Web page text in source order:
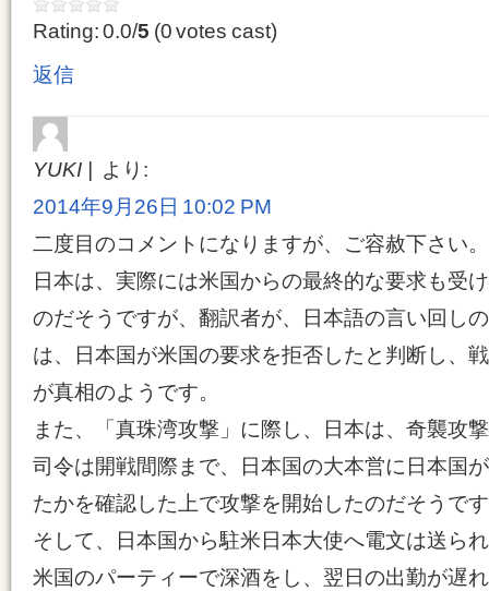
Rating: 0.0/5 (0 votes cast)
返信
YUKI
より:
2014年9月26日 10:02 PM
二度目のコメントになりますが、ご容赦下さい。
日本は、実際には米国からの最終的な要求も受
のだそうですが、翻訳者が、日本語の言い回し
は、日本国が米国の要求を拒否したと判断し、
が真相のようです。
また、「真珠湾攻撃」に際し、日本は、奇襲攻
司令は開戦間際まで、日本国の大本営に日本国
たかを確認した上で攻撃を開始したのだそうで
そして、日本国から駐米日本大使へ電文は送ら
米国のパーティーで深酒をし、翌日の出勤が遅